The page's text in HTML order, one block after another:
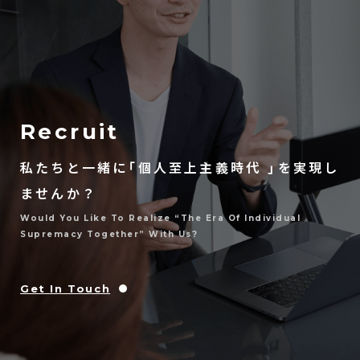
Recruit
私たちと一緒に「個人至上主義時代 」を実現し
ませんか？
Would You Like To Realize “the Era Of Individual
Supremacy Together” With Us?
Get In Touch